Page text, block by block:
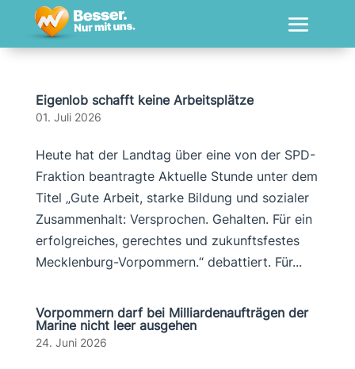
Eigenlob schafft keine Arbeitsplätze
01. Juli 2026
Heute hat der Landtag über eine von der SPD-
Fraktion beantragte Aktuelle Stunde unter dem
Titel „Gute Arbeit, starke Bildung und sozialer
Zusammenhalt: Versprochen. Gehalten. Für ein
erfolgreiches, gerechtes und zukunftsfestes
Mecklenburg-Vorpommern.“ debattiert. Für...
Vorpommern darf bei Milliardenaufträgen der
Marine nicht leer ausgehen
24. Juni 2026